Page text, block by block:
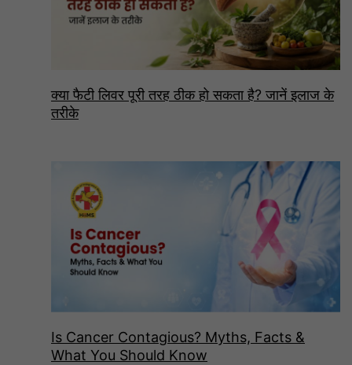
क्या फैटी लिवर पूरी तरह ठीक हो सकता है? जानें इलाज के
तरीके
Is Cancer Contagious? Myths, Facts &
What You Should Know